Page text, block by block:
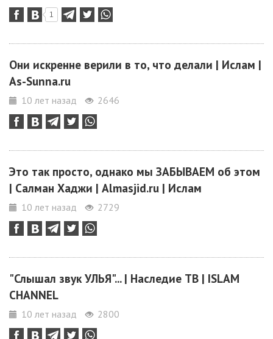
1
Они искренне верили в то, что делали | Ислам |
As-Sunna.ru
10 лет назад 2646
Это так просто, однако мы ЗАБЫВАЕМ об этом
| Салман Хаджи | Almasjid.ru | Ислам
10 лет назад 2729
"Слышал звук УЛЬЯ"... | Наследие ТВ | ISLAM
CHANNEL
10 лет назад 2800